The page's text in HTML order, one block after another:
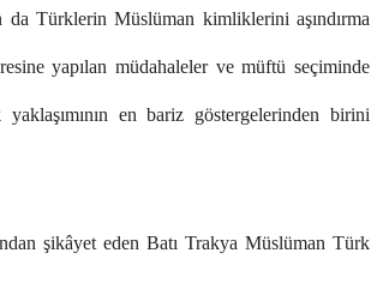
Türklerin Müslüman kimliklerini aşındırma
yapılan müdahaleler ve müftü seçiminde
en bariz göstergelerinden birini
şikâyet eden Batı Trakya Müslüman Türk